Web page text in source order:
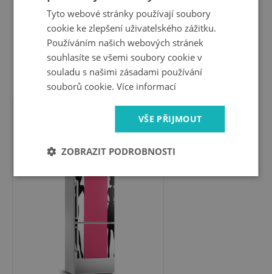
849 Kč
Nálepka tapeta na ledničku
Tyto webové stránky používají soubory
cookie ke zlepšení uživatelského zážitku.
Používáním našich webových stránek
souhlasíte se všemi soubory cookie v
souladu s našimi zásadami používání
souborů cookie.Více informací
VŠE PŘIJMOUT
ZOBRAZIT PODROBNOSTI